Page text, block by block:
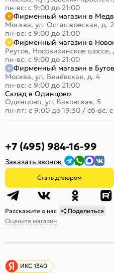
пн-вс: с 9:00 до 21:00
Фирменный магазин в
Москва, ул. Осташковская, д.
пн-вс: с 9:00 до 21:00
Фирменный магазин в
Реутов, Носовихинское шоссе,
пн-вс: с 9:00 до 21:00
Фирменный магазин в
Москва, ул. Венёвская, д. 4
пн-вс: с 9:00 до 21:00
Склад в Одинцово
Одинцово, ул. Баковская, 5
пн-пт: с 9:00 до 19:30 / сб-вс:
+7 (495) 984-16-99
Заказать звонок
Стать дилером
Расскажите о нас
Поделиться
Оцените магазин
ИКС 1340